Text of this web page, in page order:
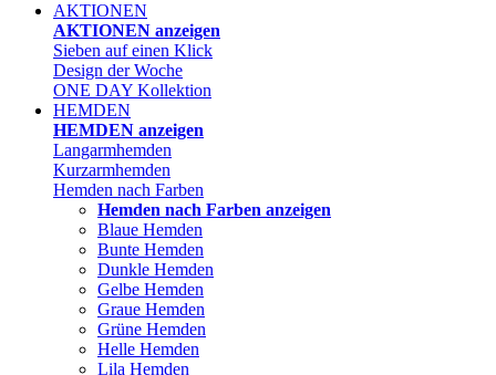
AKTIONEN
AKTIONEN anzeigen
Sieben auf einen Klick
Design der Woche
ONE DAY Kollektion
HEMDEN
HEMDEN anzeigen
Langarmhemden
Kurzarmhemden
Hemden nach Farben
Hemden nach Farben anzeigen
Blaue Hemden
Bunte Hemden
Dunkle Hemden
Gelbe Hemden
Graue Hemden
Grüne Hemden
Helle Hemden
Lila Hemden